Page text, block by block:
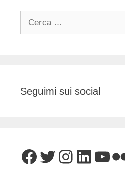
Seguimi sui social
Facebook
Twitter